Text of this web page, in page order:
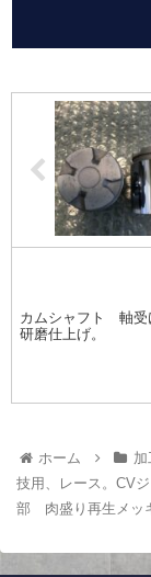
カムシャフト 軸
研磨仕上げ。
ホーム 加
技用、レース。CV
部 肉盛り再生メッ